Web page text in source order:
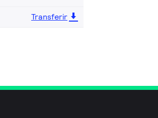
Transferir